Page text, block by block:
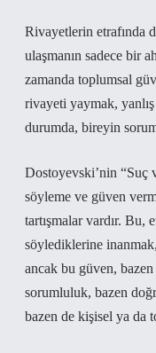
Rivayetlerin etrafında
ulaşmanın sadece bir
zamanda toplumsal
rivayeti yaymak,
durumda, bireyin
Dostoyevski’nin “Suç
söyleme ve güven
tartışmalar vardır.
söylediklerine
ancak bu güven,
sorumluluk, bazen
bazen de kişisel ya da